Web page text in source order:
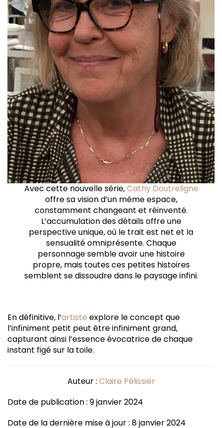
Avec cette nouvelle série,Cathy Doutreligne
offre sa vision d’un même espace,
constamment changeant et réinventé.
L’accumulation des détails offre une
perspective unique, où le trait est net et la
sensualité omniprésente. Chaque
personnage semble avoir une histoire
propre, mais toutes ces petites histoires
semblent se dissoudre dans le paysage infini.
En définitive, l’artiste explore le concept que
l’infiniment petit peut être infiniment grand,
capturant ainsi l’essence évocatrice de chaque
instant figé sur la toile.
Auteur : Claire Pélissier
Date de publication : 9 janvier 2024
Date de la dernière mise à jour : 8 janvier 2024